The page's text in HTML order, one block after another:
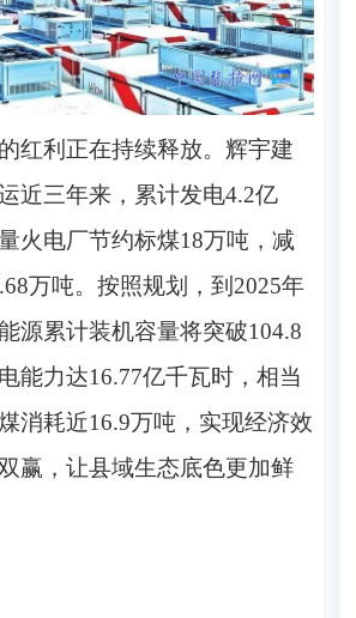
红利正在持续释放。辉宇建
近三年来，累计发电4.2亿
火电厂节约标煤18万吨，减
万吨。按照规划，到2025年
源累计装机容量将突破104.8
能力达16.77亿千瓦时，相当
消耗近16.9万吨，实现经济效
赢，让县域生态底色更加鲜